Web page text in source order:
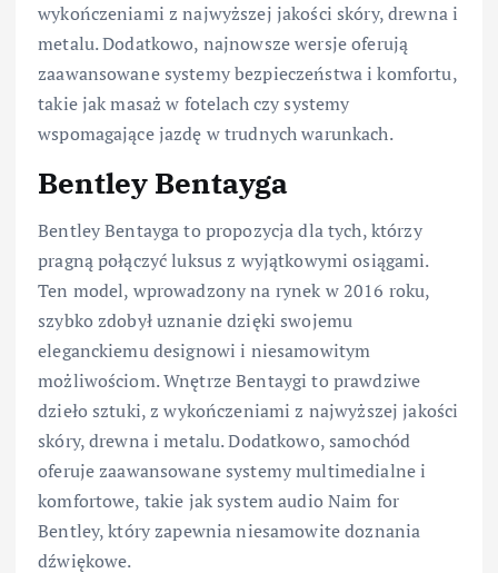
wykończeniami z najwyższej jakości skóry, drewna i
metalu. Dodatkowo, najnowsze wersje oferują
zaawansowane systemy bezpieczeństwa i komfortu,
takie jak masaż w fotelach czy systemy
wspomagające jazdę w trudnych warunkach.
Bentley Bentayga
Bentley Bentayga to propozycja dla tych, którzy
pragną połączyć luksus z wyjątkowymi osiągami.
Ten model, wprowadzony na rynek w 2016 roku,
szybko zdobył uznanie dzięki swojemu
eleganckiemu designowi i niesamowitym
możliwościom. Wnętrze Bentaygi to prawdziwe
dzieło sztuki, z wykończeniami z najwyższej jakości
skóry, drewna i metalu. Dodatkowo, samochód
oferuje zaawansowane systemy multimedialne i
komfortowe, takie jak system audio Naim for
Bentley, który zapewnia niesamowite doznania
dźwiękowe.